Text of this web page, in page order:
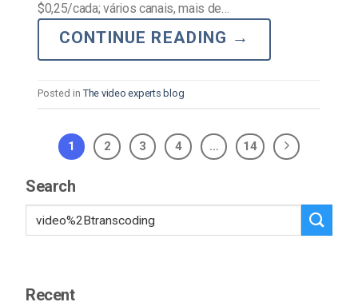
$0,25/cada; vários canais, mais de…
CONTINUE READING →
Posted in The video experts blog
1 2 3 4 … 14
Search
Recent